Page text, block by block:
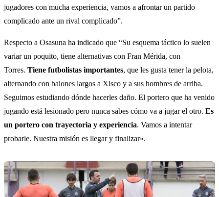
jugadores con mucha experiencia, vamos a afrontar un partido
complicado ante un rival complicado”.
Respecto a Osasuna ha indicado que “Su esquema táctico lo suelen
variar un poquito, tiene alternativas con Fran Mérida, con
Torres. Tiene futbolistas importantes, que les gusta tener la pelota,
alternando con balones largos a Xisco y a sus hombres de arriba.
Seguimos estudiando dónde hacerles daño. El portero que ha venido
jugando está lesionado pero nunca sabes cómo va a jugar el otro. Es
un portero con trayectoria y experiencia. Vamos a intentar
probarle. Nuestra misión es llegar y finalizar».